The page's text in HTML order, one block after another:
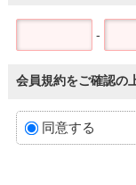
-
会員規約をご確認の
同意する